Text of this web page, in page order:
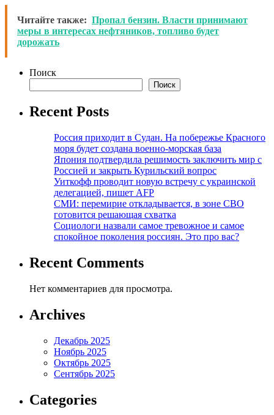
Читайте также: Пропал бензин. Власти принимают
меры в интересах нефтяников, топливо будет
дорожать
Поиск
Поиск
Recent Posts
Россия приходит в Судан. На побережье Красного
моря будет создана военно-морская база
Япония подтвердила решимость заключить мир с
Россией и закрыть Курильский вопрос
Уиткофф проводит новую встречу с украинской
делегацией, пишет AFP
СМИ: перемирие откладывается, в зоне СВО
готовится решающая схватка
Социологи назвали самое тревожное и самое
спокойное поколения россиян. Это про вас?
Recent Comments
Нет комментариев для просмотра.
Archives
Декабрь 2025
Ноябрь 2025
Октябрь 2025
Сентябрь 2025
Categories